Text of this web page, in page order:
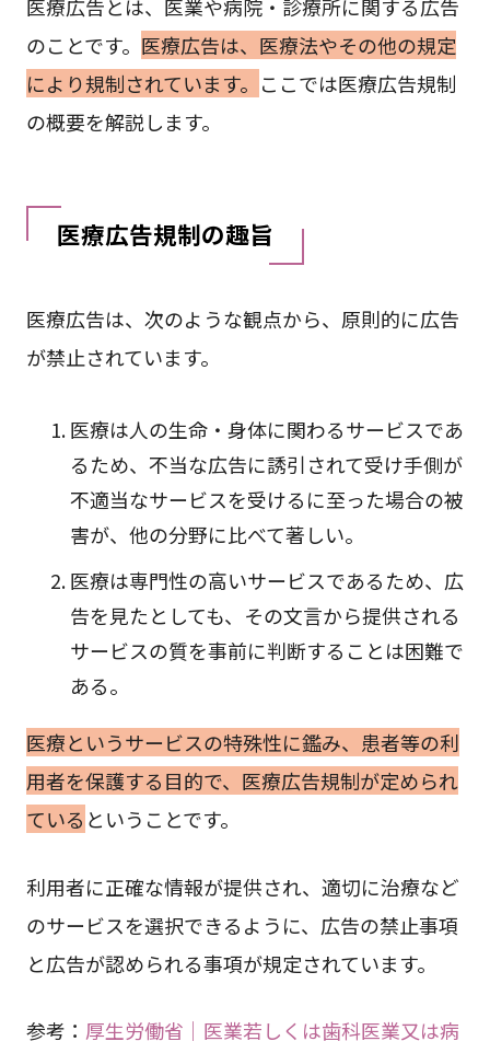
医療広告とは、医業や病院・診療所に関する広告
のことです。 医療広告は、医療法やその他の規定
により規制されています。 ここでは医療広告規制
の概要を解説します。
医療広告規制の趣旨
医療広告は、次のような観点から、原則的に広告
が禁止されています。
医療は人の生命・身体に関わるサービスであ
るため、不当な広告に誘引されて受け手側が
不適当なサービスを受けるに至った場合の被
害が、他の分野に比べて著しい。
医療は専門性の高いサービスであるため、広
告を見たとしても、その文言から提供される
サービスの質を事前に判断することは困難で
ある。
医療というサービスの特殊性に鑑み、患者等の利
用者を保護する目的で、医療広告規制が定められ
ている ということです。
利用者に正確な情報が提供され、適切に治療など
のサービスを選択できるように、広告の禁止事項
と広告が認められる事項が規定されています。
参考： 厚生労働省｜医業若しくは歯科医業又は病